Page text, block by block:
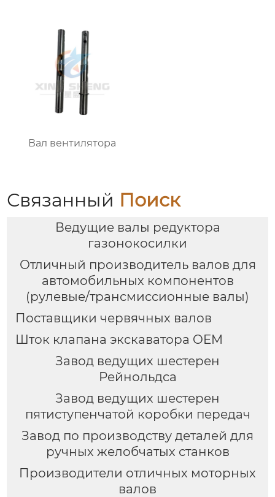
Вал вентилятора
Связанный Поиск
Ведущие валы редуктора
газонокосилки
Отличный производитель валов для
автомобильных компонентов
(рулевые/трансмиссионные валы)
Поставщики червячных валов
Шток клапана экскаватора OEM
Завод ведущих шестерен
Рейнольдса
Завод ведущих шестерен
пятиступенчатой коробки передач
Завод по производству деталей для
ручных желобчатых станков
Производители отличных моторных
валов